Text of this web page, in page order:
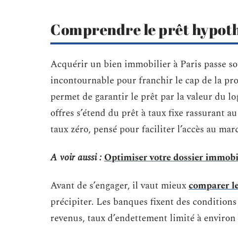
Comprendre le prêt
Acquérir un bien immobilier à Paris passe
incontournable pour franchir le cap de la
permet de garantir le prêt par la valeur du
offres s’étend du prêt à taux fixe rassurant
taux zéro, pensé pour faciliter l’accès au
A voir aussi :Optimiser votre dossier
Avant de s’engager, il vaut mieuxcomparer
précipiter. Les banques fixent des
revenus, taux d’endettement limité à